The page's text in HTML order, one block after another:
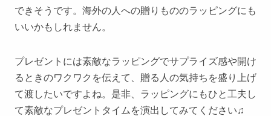
できそうです。海外の人への贈りもののラッピングにも
いいかもしれません。
プレゼントには素敵なラッピングでサプライズ感や開け
るときのワクワクを伝えて、贈る人の気持ちを盛り上げ
て渡したいですよね。是非、ラッピングにもひと工夫し
て素敵なプレゼントタイムを演出してみてください♫